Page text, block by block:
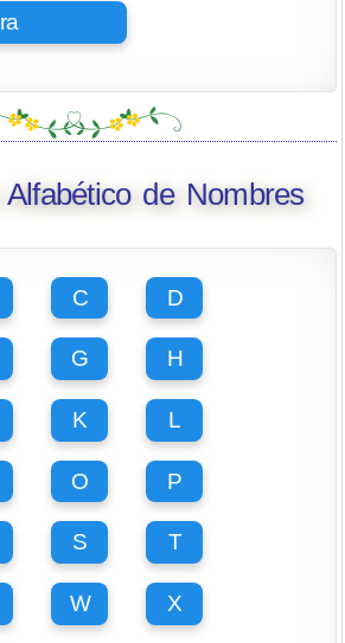
de Nombres
C D
G H
K L
O P
S T
W X